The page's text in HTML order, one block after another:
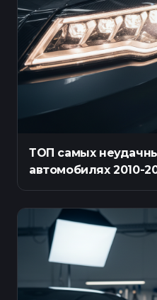
ТОП самых
автомобилях 2010-
описание проблем